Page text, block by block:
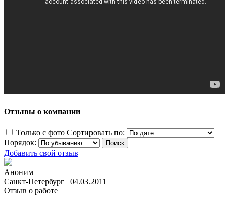
Отзывы о компании
Только с фото Сортировать по:
Порядок:
Добавить свой отзыв
Аноним
Санкт-Петербург | 04.03.2011
Отзыв о работе